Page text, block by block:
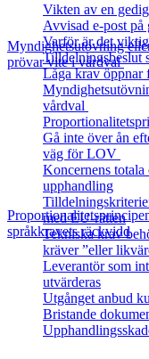
Myndighetsutövning
prövar vite i vårdval
språkkravets räckvidd
Vikten av en
Avvisad e-post
Varför är det
Tilldelningsbeslut
Låga krav öppnar
vårdval
Gå inte över ån
väg för LOV
Koncernens totala
upphandling
med EU‑rätten
Tekniska krav
kräver ”eller
Leverantör som
utvärderas
Utgånget anbud
Bristande